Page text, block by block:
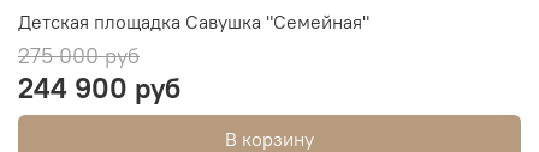
Детская площадка Савушка "Семейная"
275 000 руб
244 900 руб
В корзину